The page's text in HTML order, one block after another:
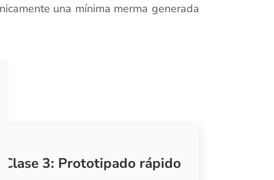
una mínima merma generada
Clase 3: Prototipado rápido